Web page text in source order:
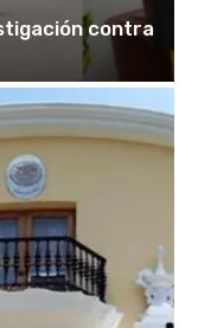
contra